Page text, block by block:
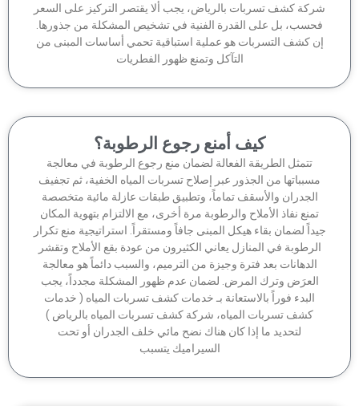
كشف تسربات بالرياض، يجب ألا يقتصر التركيز على السعر
بل على القدرة الفنية في تشخيص المشكلة من جذورها.
كشف التسربات هو عملية استباقية تحمي أساسات المبنى من
التآكل وتمنع ظهور الفطريات
كيف أمنع رجوع الرطوبة؟
تتمثل الطريقة الفعالة لضمان منع رجوع الرطوبة في معالجة
من الجذور عبر إصلاح تسربات المياه الخفية، ثم تجفيف
الجدران والأسقف تماماً، وتطبيق طبقات عازلة مائية متخصصة
تمنع نفاذ الأملاح والرطوبة مرة أخرى، مع الالتزام بتهوية المكان
لضمان بقاء هيكل المبنى جافاً ومستقراً. استراتيجية منع تكرار
في المنازل يعاني الكثيرون من عودة بقع الأملاح وتقشر
الدهانات بعد فترة وجيزة من الترميم، والسبب دائماً هو معالجة
العرَض وترك المرض. لضمان عدم ظهور المشكلة مجدداً، يجب
البدء فوراً بالاستعانة بـ خدمات كشف تسربات المياه ( خدمات
كشف تسربات المياه، شركة كشف تسربات المياه بالرياض )
لتحديد ما إذا كان هناك نضح مائي خلف الجدران أو تحت
السيراميك يتسبب